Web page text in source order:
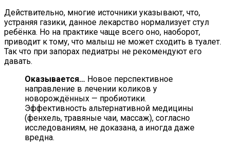
Действительно, многие источники указывают, что,
устраняя газики, данное лекарство нормализует стул
ребёнка. Но на практике чаще всего оно, наоборот,
приводит к тому, что малыш не может сходить в туалет.
Так что при запорах педиатры не рекомендуют его
давать.
Оказывается… Новое перспективное
направление в лечении коликов у
новорождённых — пробиотики.
Эффективность альтернативной медицины
(фенхель, травяные чаи, массаж), согласно
исследованиям, не доказана, а иногда даже
вредна.